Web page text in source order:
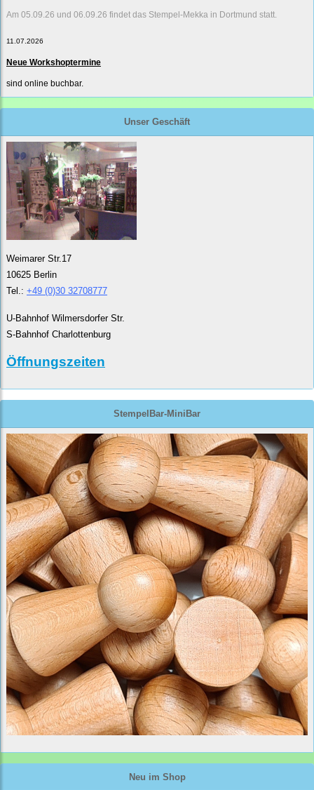
Am 05.09.26 und 06.09.26 findet das Stempel-Mekka in Dortmund statt.
11.07.2026
Neue Workshoptermine
sind online buchbar.
Unser Geschäft
Weimarer Str.17
10625 Berlin
Tel.: +49 (0)30 32708777
U-Bahnhof Wilmersdorfer Str.
S-Bahnhof Charlottenburg
Öffnungszeiten
StempelBar-MiniBar
Neu im Shop